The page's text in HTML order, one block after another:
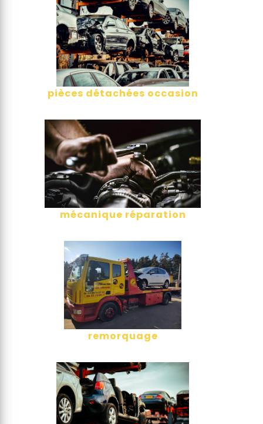
pièces détachées occasion
mécanique réparation
remorquage